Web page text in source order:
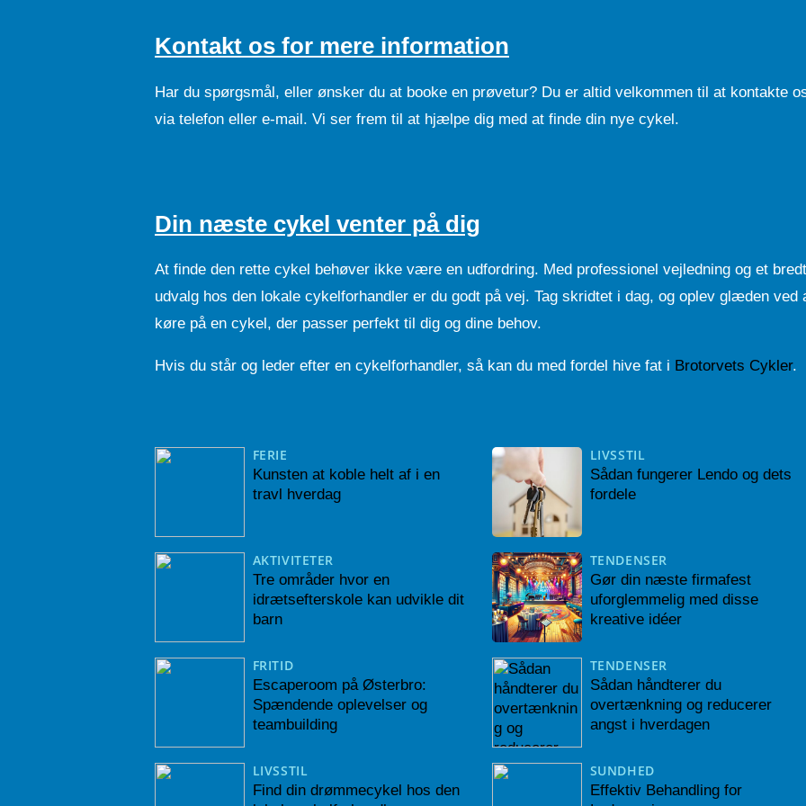
Kontakt os for mere information
Har du spørgsmål, eller ønsker du at booke en prøvetur? Du er altid velkommen til at kontakte
via telefon eller e-mail. Vi ser frem til at hjælpe dig med at finde din nye cykel.
Din næste cykel venter på dig
At finde den rette cykel behøver ikke være en udfordring. Med professionel vejledning og et bredt
udvalg hos den lokale cykelforhandler er du godt på vej. Tag skridtet i dag, og oplev glæden ved
køre på en cykel, der passer perfekt til dig og dine behov.
Hvis du står og leder efter en cykelforhandler, så kan du med fordel hive fat i Brotorvets Cykler.
FERIE
Kunsten at koble helt af i en
travl hverdag
AKTIVITETER
Tre områder hvor en
idrætsefterskole kan udvikle dit
barn
FRITID
Escaperoom på Østerbro:
Spændende oplevelser og
teambuilding
LIVSSTIL
Find din drømmecykel hos den
LIVSSTIL
Sådan fungerer Lendo og dets
fordele
TENDENSER
Gør din næste firmafest
uforglemmelig med disse
kreative idéer
TENDENSER
Sådan håndterer du
overtænkning og reducerer
angst i hverdagen
SUNDHED
Effektiv Behandling for